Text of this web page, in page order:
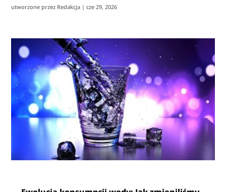
utworzone przez Redakcja |cze 29, 2026